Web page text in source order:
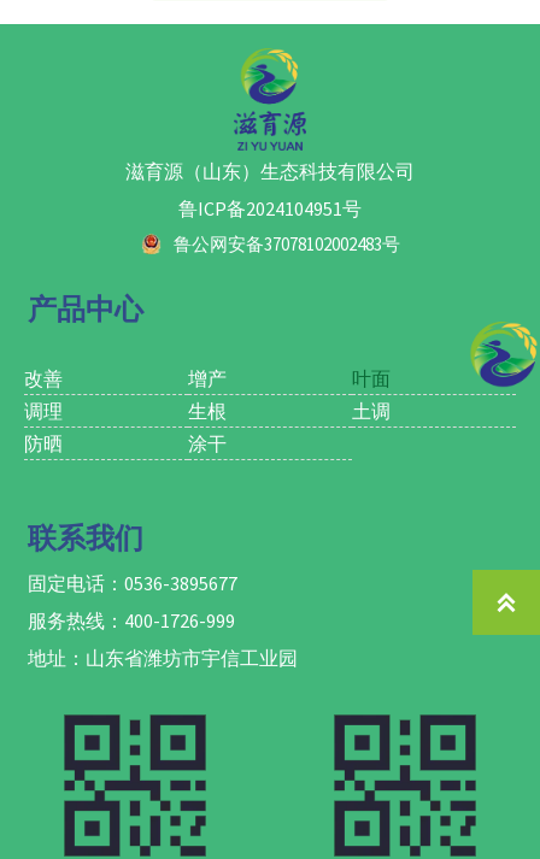
实品质、预防果实裂果、防治果
4、促进植物细胞壁的形成和稳
定性、促进根系生长和伸长、促
5、着色好,提高果实硬度，增加
果实表光，延长货架期或贮存
离子和二氧化碳，属于缓释钙
肥，持续释放钙源；二氧化碳直
接被作物光合作用利用，补钙同
时也补充碳元素，更加适合温室
大棚作物，使作物更加健壮。应
需补钙，防裂果、防空洞果、防
脐腐、增产提质增收、延长贮藏
期
题；
3. 果树区月子肥，不仅滋育树
势，防止来年果实裂果、水心、
苦痘等一系列问题，还可以防止
果树“大小年”等；
4. 可以喷涂树干，对于南方作物
5. 提高单果重及果实含糖量，不
仅可以提高座果率还可以促进果
7. 提亮果面，促进果实表面蜡质
层生成，避免工业蜡对人体造成
的健康隐患；
8. 对于蔬菜类，防空洞果、裂
滋育源（山东）生态科技有限公司
鲁ICP备2024104951号
鲁公网安备37078102002483号
产品中心
改善
调理
防晒
增产
生根
涂干
叶面
土调
联系我们
固定电话：0536-3895677
服务热线：400-1726-999
地址：山东省潍坊市宇信工业园
